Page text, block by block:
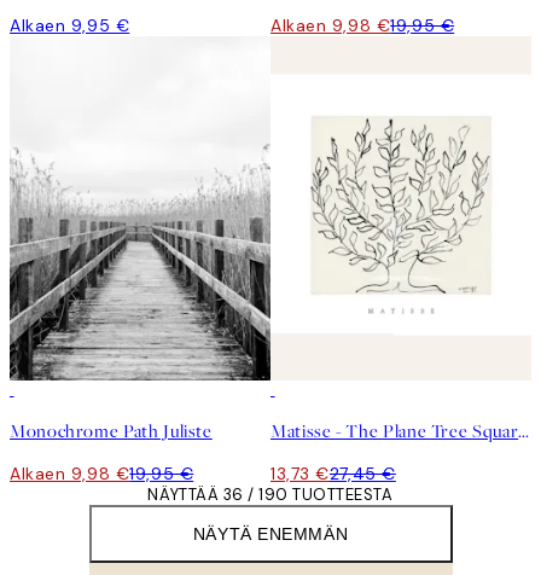
Alkaen 9,95 € Alkaen 9,98 €19,95 €
Monochrome Path Juliste
Alkaen 9,98 €19,95 €
Matisse - The Plane Tree Square Juliste
13,73 €27,45 €
NÄYTÄ ENEMMÄN
NÄYTTÄÄ 36 / 190 TUOTTEESTA